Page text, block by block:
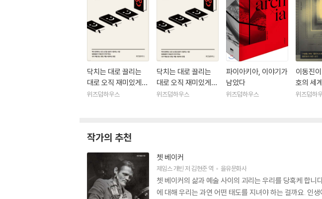
닥치는 대로 끌리는
대로 오직 재미있게
이동진 독서법 (큰글
위즈덤하우스
닥치는 대로 끌리는
대로 오직 재미있게
이동진 독서법
위즈덤하우스
파이아키아, 이야기가
남았다
위즈덤하우스
이동진
호의 세계
위즈덤하
작가의 추천
쳇 베이커
제임스 개빈저김현준역 을유문화사
쳇 베이커의 삶과 예술 사이의 괴리는 우리를 당혹케 합
에 대해 우리는 과연 어떤 태도를 지녀야 하는 걸까요. 인